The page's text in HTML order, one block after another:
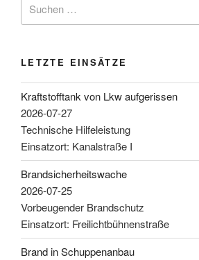
LETZTE EINSÄTZE
Kraftstofftank von Lkw aufgerissen
2026-07-27
Technische Hilfeleistung
Einsatzort: Kanalstraße I
Brandsicherheitswache
2026-07-25
Vorbeugender Brandschutz
Einsatzort: Freilichtbühnenstraße
Brand in Schuppenanbau